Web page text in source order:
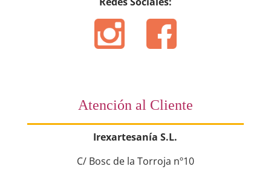
Atención al Cliente
Irexartesanía S.L.
C/ Bosc de la Torroja nº10